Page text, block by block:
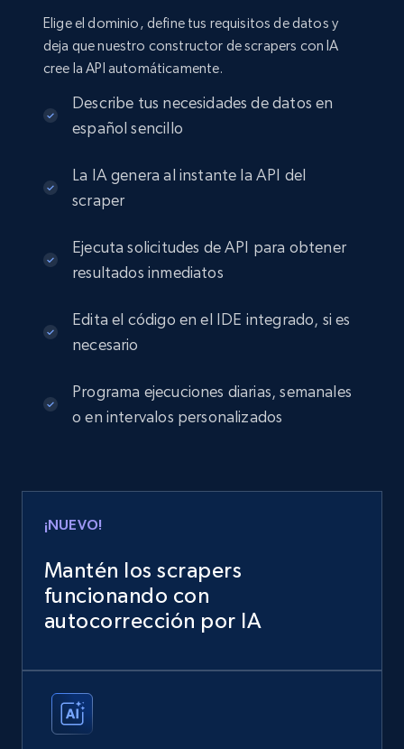
Elige el dominio, define tus requisitos de datos y
deja que nuestro constructor de scrapers con IA
cree la API automáticamente.
Describe tus necesidades de datos en
español sencillo
La IA genera al instante la API del
scraper
Ejecuta solicitudes de API para obtener
resultados inmediatos
Edita el código en el IDE integrado, si es
necesario
Programa ejecuciones diarias, semanales
o en intervalos personalizados
¡NUEVO!
Mantén los scrapers
funcionando con
autocorrección por IA